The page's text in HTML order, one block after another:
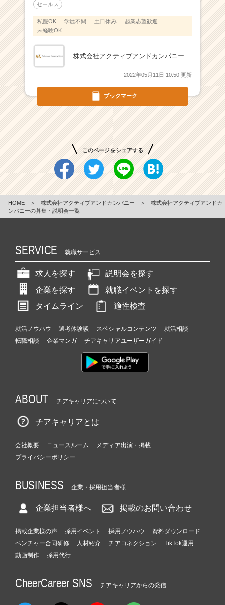
ブックマーク
セールス
私服OK 学歴不問 土日休み
起業志望歓迎
未経験OK
株式会社アクティブアンドカンパニー
2022年05月11日 10:50 更新
このページをシェアする
HOME ＞ 株式会社アクティブアンドカンパニー ＞
株式会社アクティブアンドカ
ンパニーの募集・説明会一覧
SERVICE 就職サービス
求人を探す
説明会を探す
企業を探す
就職イベントを探す
タイムライン
適性検査
就活ノウハウ 選考体験談 スペシャルコンテンツ
就活相談
転職相談
企業マンガ チアキャリアユーザーガイド
ABOUT チアキャリアについて
チアキャリアとは
会社概要 ニュースルーム
メディア出演・掲載
プライバシーポリシー
BUSINESS 企業・採用担当者様
企業担当者様へ 掲載のお問い合わせ
掲載企業様の声 採用イベント 採用ノウハウ
資料ダウンロード
ベンチャー合同研修
人材紹介 チアコネクション
TikTok運用
動画制作
採用代行
CheerCareer SNS チアキャリアからの発信